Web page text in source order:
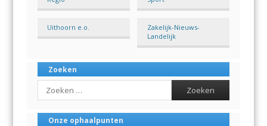
Uithoorn e.o.
Zakelijk-Nieuws-
Landelijk
Zoeken
Search
Onze ophaalpunten